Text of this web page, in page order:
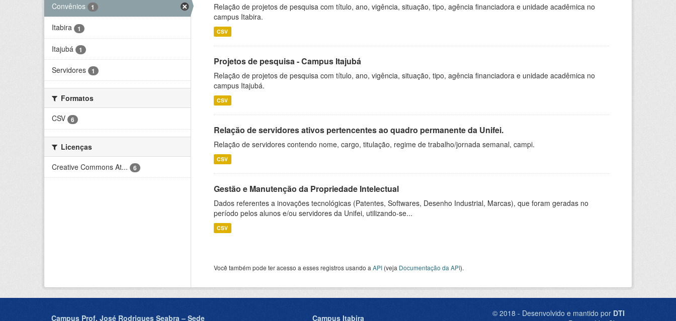
Convênios 1
Itabira 1
Itajubá 1
Servidores 1
Formatos
CSV
6
Licenças
Creative Commons At...
6
Relação de projetos de pesquisa com título, ano, vigência, situação, tipo, agência financiadora e unidade acadêmica no
campus Itabira.
CSV
Projetos de pesquisa - Campus Itajubá
Relação de projetos de pesquisa com título, ano, vigência, situação, tipo, agência financiadora e unidade acadêmica no
campus Itajubá.
CSV
Relação de servidores ativos pertencentes ao quadro permanente da Unifei.
Relação de servidores contendo nome, cargo, titulação, regime de trabalho/jornada semanal, campi.
CSV
Gestão e Manutenção da Propriedade Intelectual
Dados referentes a inovações tecnológicas (Patentes, Softwares, Desenho Industrial, Marcas), que foram geradas no
período pelos alunos e/ou servidores da Unifei, utilizando-se...
CSV
Você também pode ter acesso a esses registros usando a API (veja Documentação da API).
Campus Prof. José Rodrigues Seabra – Sede Campus Itabira © 2018 - Desenvolvido e mantido por DTI